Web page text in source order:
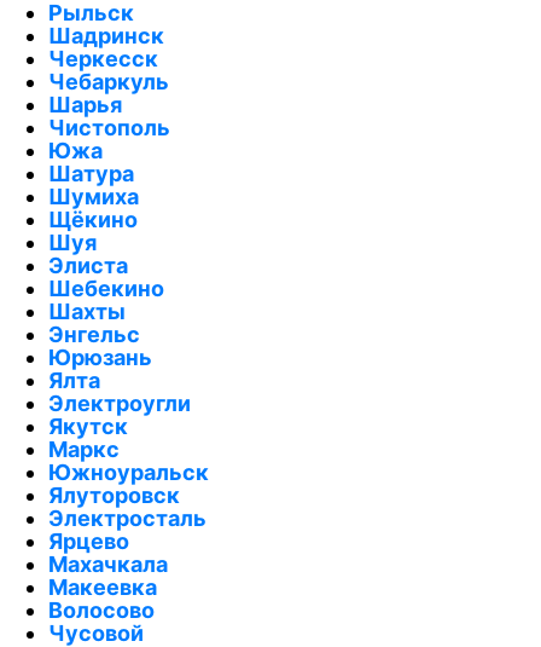
Рыльск
Шадринск
Черкесск
Чебаркуль
Шарья
Чистополь
Южа
Шатура
Шумиха
Щёкино
Шуя
Элиста
Шебекино
Шахты
Энгельс
Юрюзань
Ялта
Электроугли
Якутск
Маркс
Южноуральск
Ялуторовск
Электросталь
Ярцево
Махачкала
Макеевка
Волосово
Чусовой